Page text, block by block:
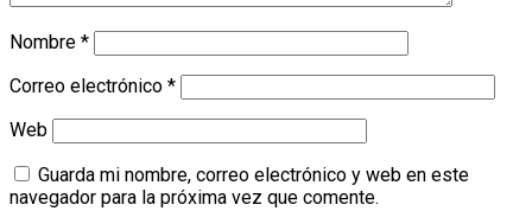
Nombre *
Correo electrónico *
Web
Guarda mi nombre, correo electrónico y web en este
navegador para la próxima vez que comente.